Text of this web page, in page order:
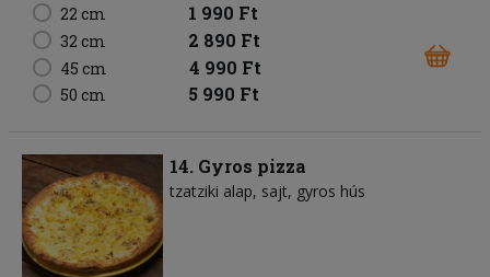
22 cm 1 990 Ft
32 cm 2 890 Ft
45 cm 4 990 Ft
50 cm 5 990 Ft
14. Gyros pizza
tzatziki alap sajt gyros hús